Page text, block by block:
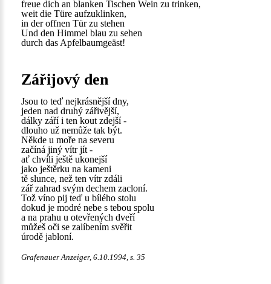
freue dich an blanken Tischen Wein zu trinken,
weit die Türe aufzuklinken,
in der offnen Tür zu stehen
Und den Himmel blau zu sehen
durch das Apfelbaumgeäst!
Zářijový den
Jsou to teď nejkrásnější dny,
jeden nad druhý zářivější,
dálky září i ten kout zdejší -
dlouho už nemůže tak být.
Někde u moře na severu
začíná jiný vítr jít -
ať chvíli ještě ukonejší
jako ještěrku na kameni
tě slunce, než ten vítr zdáli
zář zahrad svým dechem zacloní.
Tož víno pij teď u bílého stolu
dokud je modré nebe s tebou spolu
a na prahu u otevřených dveří
můžeš oči se zalíbením svěřit
úrodě jabloní.
Grafenauer Anzeiger, 6.10.1994, s. 35